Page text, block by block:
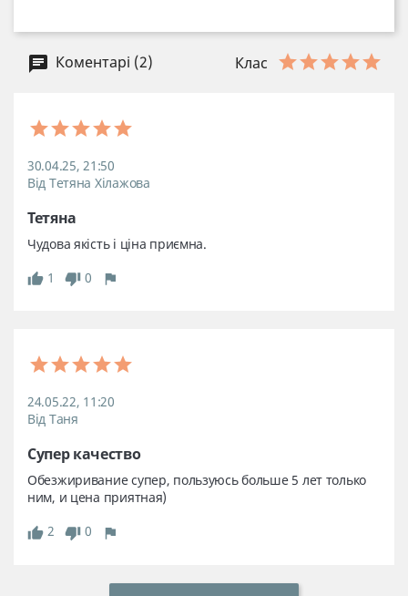
Коментарі (2) Клас
30.04.25, 21:50
Від Тетяна Хілажова
Тетяна
Чудова якість і ціна приємна.
1
0
24.05.22, 11:20
Від Таня
Супер качество
Обезжиривание супер, пользуюсь больше 5 лет только
ним, и цена приятная)
2
0